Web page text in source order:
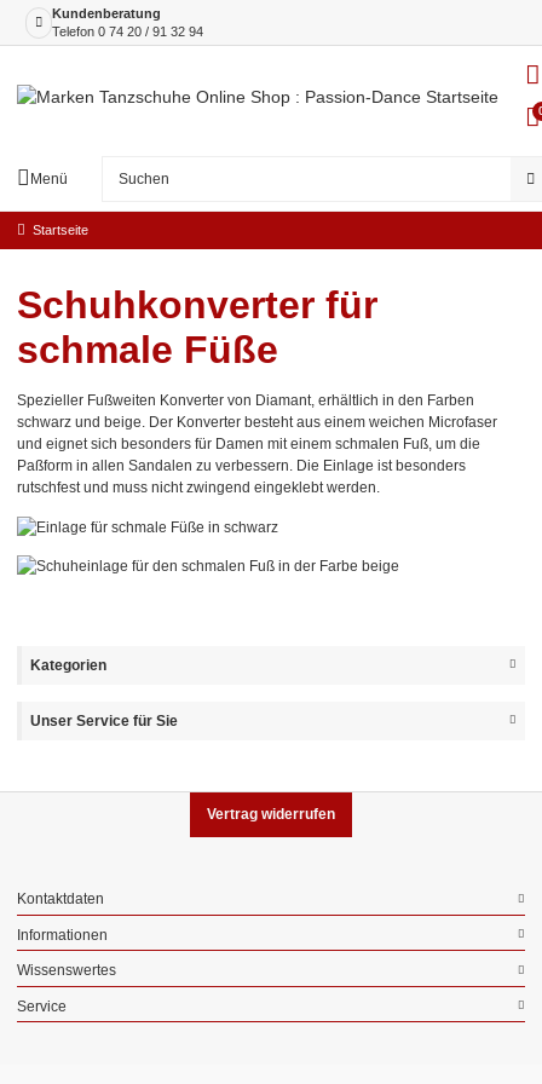
Kundenberatung
Telefon 0 74 20 / 91 32 94
Menü
Startseite
Schuhkonverter für
schmale Füße
Spezieller Fußweiten Konverter von Diamant, erhältlich in den Farben
schwarz und beige. Der Konverter besteht aus einem weichen Microfaser
und eignet sich besonders für Damen mit einem schmalen Fuß, um die
Paßform in allen Sandalen zu verbessern. Die Einlage ist besonders
rutschfest und muss nicht zwingend eingeklebt werden.
Kategorien
Unser Service für Sie
Vertrag widerrufen
Kontaktdaten
Informationen
Wissenswertes
Service